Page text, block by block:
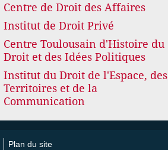
Centre de Droit des Affaires
Institut de Droit Privé
Centre Toulousain d'Histoire du
Droit et des Idées Politiques
Institut du Droit de l'Espace, des
Territoires et de la
Communication
Plan du site